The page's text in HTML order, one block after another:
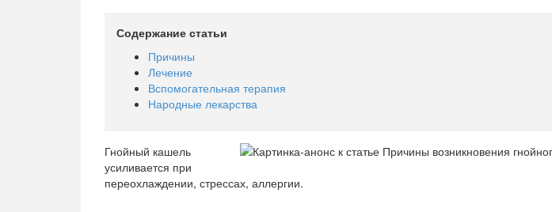
Содержание статьи
Причины
Лечение
Вспомогательная терапия
Народные лекарства
Гнойный кашель
усиливается при
переохлаждении, стрессах, аллергии.